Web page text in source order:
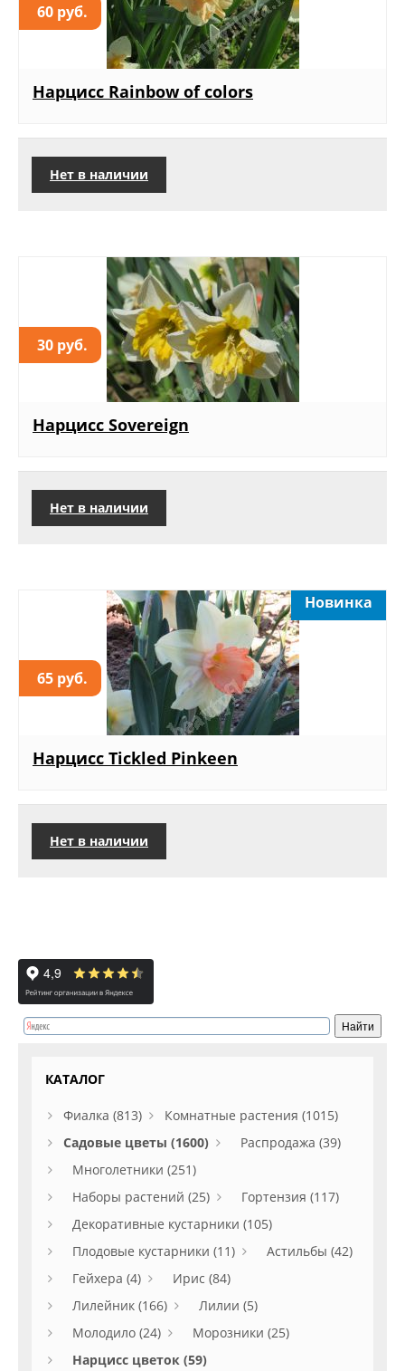
60 руб.
Нарцисс Rainbow of colors
Нет в наличии
30 руб.
Нарцисс Sovereign
Нет в наличии
65 руб.
Новинка
Нарцисс Tickled Pinkeen
Нет в наличии
КАТАЛОГ
Фиалка (813)
Комнатные растения (1015)
Садовые цветы (1600)
Распродажа (39)
Многолетники (251)
Наборы растений (25)
Гортензия (117)
Декоративные кустарники (105)
Плодовые кустарники (11)
Астильбы (42)
Гейхера (4)
Ирис (84)
Лилейник (166)
Лилии (5)
Молодило (24)
Морозники (25)
Нарцисс цветок (59)